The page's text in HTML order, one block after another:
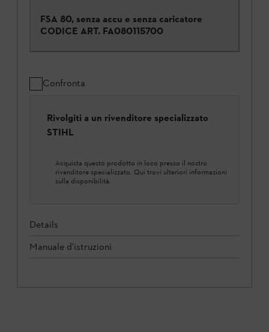
FSA 80, senza accu e senza caricatore
CODICE ART. FA080115700
Confronta
Rivolgiti a un rivenditore specializzato
STIHL
Acquista questo prodotto in loco presso il nostro
rivenditore specializzato. Qui trovi ulteriori informazioni
sulla disponibilità.
Details
Manuale d'istruzioni